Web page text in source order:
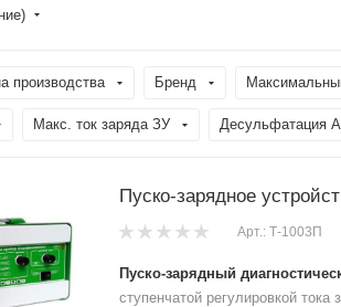
производства Бренд
Макс. ток заряда ЗУ Десульфатация
Пуско-зарядное
Арт.: Т-1003П
Пуско-зарядный
ступенчатой регулировкой